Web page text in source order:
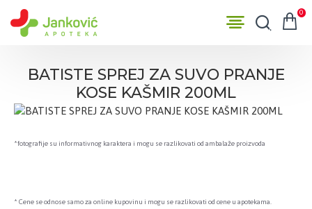
0
BATISTE SPREJ ZA SUVO PRANJE
KOSE KAŠMIR 200ML
*fotografije su informativnog karaktera i mogu se razlikovati od ambalaže proizvoda
* Cene se odnose samo za online kupovinu i mogu se razlikovati od cene u apotekama.